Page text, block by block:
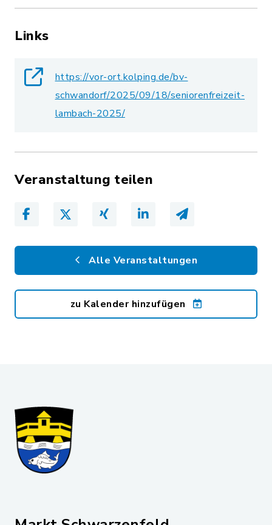
Links
https://vor-ort.kolping.de/bv-
schwandorf/2025/09/18/seniorenfreizeit-
lambach-2025/
Veranstaltung teilen
Alle Veranstaltungen
zu Kalender hinzufügen